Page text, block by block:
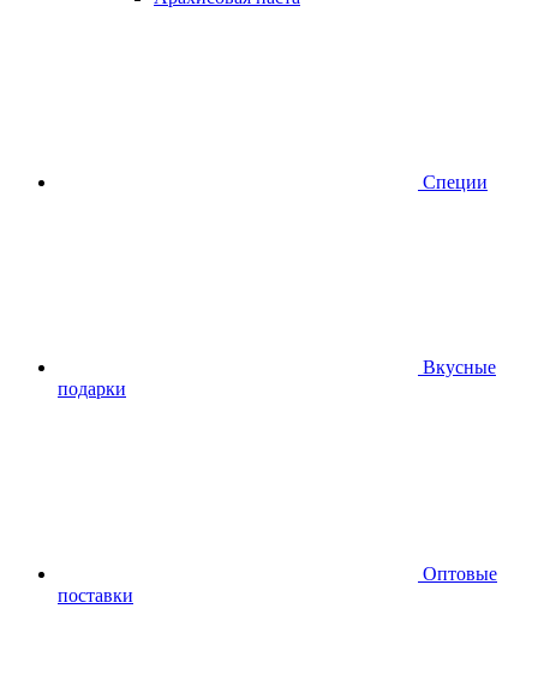
Специи
Вкусные
подарки
Оптовые
поставки